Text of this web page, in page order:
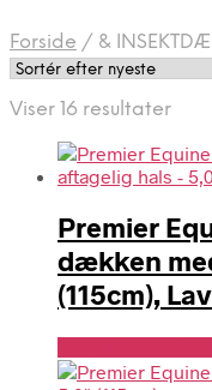
Forside / &
Viser 16 resultater
Premier
dækken
(115cm),